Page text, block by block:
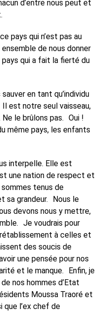
d’entre nous peut et
pays qui n’est pas au
de nous donner
pays qui a fait la fierté du
en tant qu’individu
est notre seul vaisseau,
Ne le brûlons pas. Oui !
même pays, les enfants
interpelle. Elle est
une nation de respect et
sommes tenus de
sa grandeur. Nous le
devons nous y mettre,
Je voudrais pour
à celles et
des soucis de
une pensée pour nos
et le manque. Enfin, je
nos hommes d’Etat
Moussa Traoré et
que l’ex chef de